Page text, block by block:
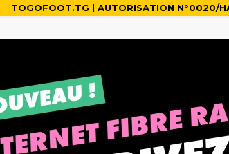
TOGOFOOT.TG | AUTORISATION N°0020/